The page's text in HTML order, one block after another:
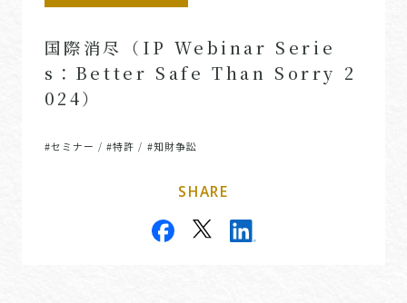
国際消尽（IP Webinar Serie
s：Better Safe Than Sorry 2
024）
#セミナー /#特許 / #知財争訟
SHARE